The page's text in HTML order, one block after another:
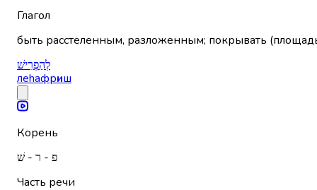
Глагол
быть расстеленным, разложенным; покрывать
לְהַפְרִישׁ
леhафриш
Корень
פ - ר - שׁ
Часть речи